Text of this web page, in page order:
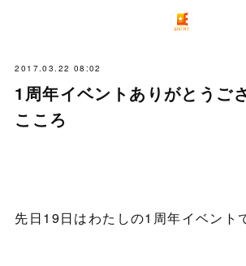
2017.03.22 08:02
1周年イベントありがとうご
こころ
先日19日はわたしの1周年イベント